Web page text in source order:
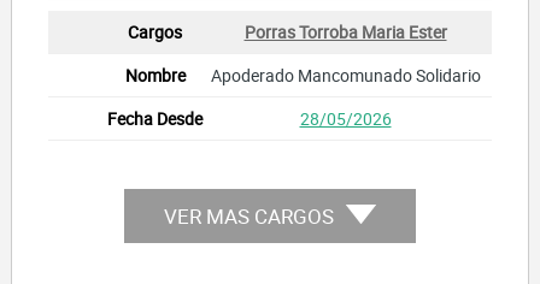
Porras Torroba Maria Ester
Apoderado Mancomunado Solidario
28/05/2026
VER MAS CARGOS